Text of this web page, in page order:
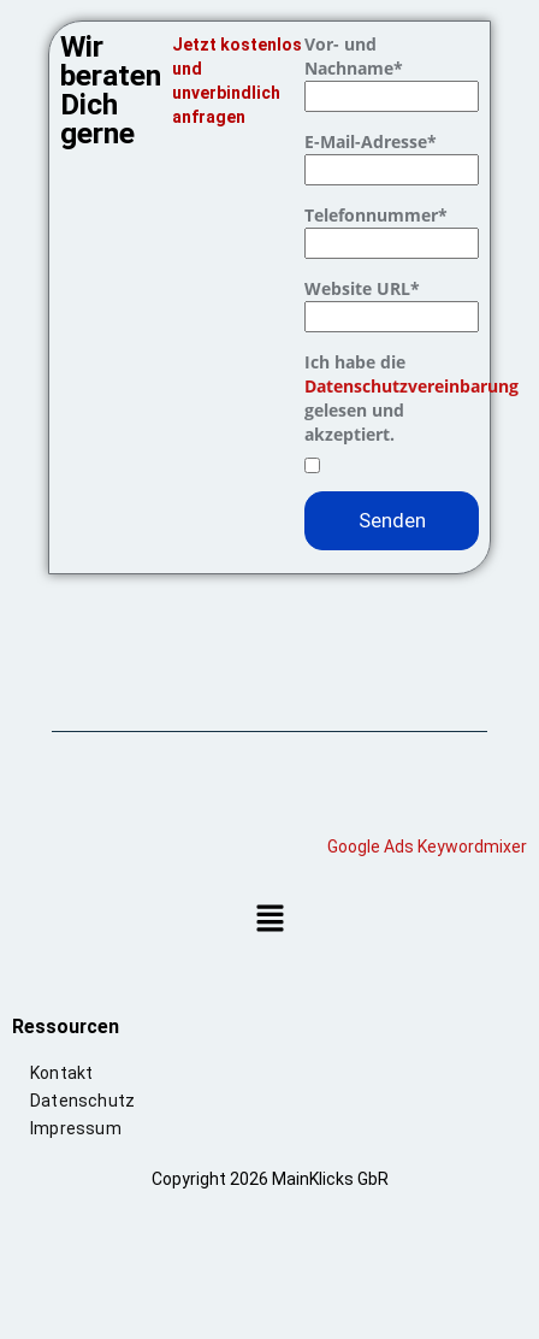
Wir
beraten
Dich
gerne
Jetzt kostenlos
und
unverbindlich
anfragen
Vor- und
Nachname*
E-Mail-Adresse*
Telefonnummer*
Website URL*
Ich habe die
Datenschutzvereinbarung
gelesen und
akzeptiert.
Google Ads Keywordmixer
Ressourcen
Kontakt
Datenschutz
Impressum
Copyright 2026 MainKlicks GbR